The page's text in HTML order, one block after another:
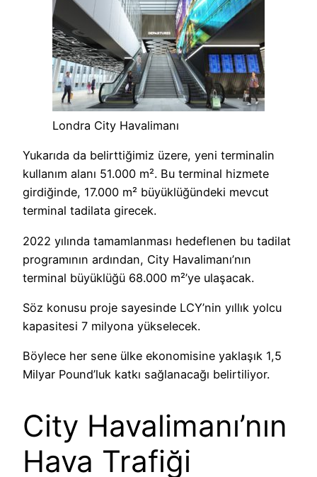
Londra City Havalimanı
Yukarıda da belirttiğimiz üzere, yeni terminalin
kullanım alanı 51.000 m². Bu terminal hizmete
girdiğinde, 17.000 m² büyüklüğündeki mevcut
terminal tadilata girecek.
2022 yılında tamamlanması hedeflenen bu tadilat
programının ardından, City Havalimanı’nın
terminal büyüklüğü 68.000 m²’ye ulaşacak.
Söz konusu proje sayesinde LCY’nin yıllık yolcu
kapasitesi 7 milyona yükselecek.
Böylece her sene ülke ekonomisine yaklaşık 1,5
Milyar Pound’luk katkı sağlanacağı belirtiliyor.
City Havalimanı’nın
Hava Trafiği